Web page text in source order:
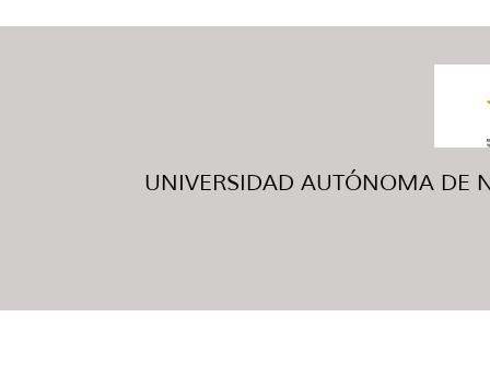
UNIVERSIDAD AUTÓNOMA DE